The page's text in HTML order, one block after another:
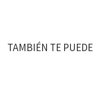
TAMBIÉN TE